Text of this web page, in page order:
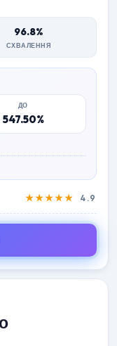
96.8%
СХВАЛЕННЯ
ДО
547.50%
★★★★★ 4.9